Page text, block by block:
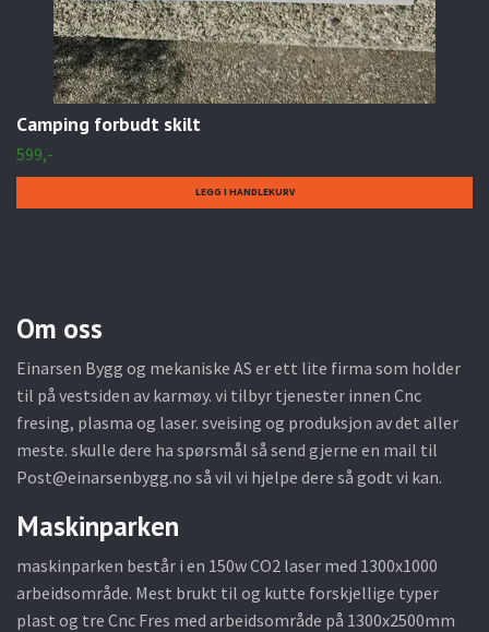
Om oss
Einarsen Bygg og mekaniske AS er ett lite firma som holder
til på vestsiden av karmøy. vi tilbyr tjenester innen Cnc
fresing, plasma og laser. sveising og produksjon av det aller
meste. skulle dere ha spørsmål så send gjerne en mail til
Post@einarsenbygg.no så vil vi hjelpe dere så godt vi kan.
Maskinparken
maskinparken består i en 150w CO2 laser med 1300x1000
arbeidsområde. Mest brukt til og kutte forskjellige typer
plast og tre Cnc Fres med arbeidsområde på 1300x2500mm
Camping forbudt skilt
599,-